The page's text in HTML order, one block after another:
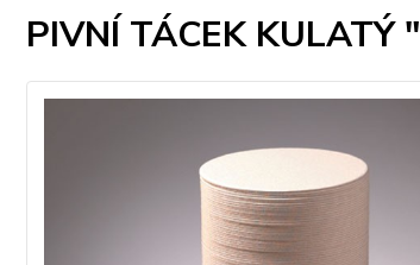
PIVNÍ TÁCEK KULATÝ